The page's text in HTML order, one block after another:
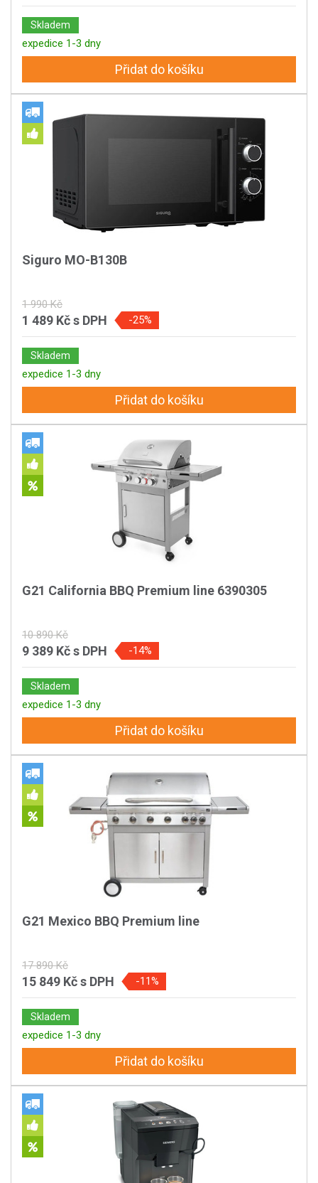
Skladem
expedice 1-3 dny
Přidat do košíku
Siguro MO-B130B
1 990 Kč
1 489 Kčs DPH -25%
Skladem
expedice 1-3 dny
Přidat do košíku
G21 California BBQ Premium line 6390305
10 890 Kč
9 389 Kčs DPH -14%
Skladem
expedice 1-3 dny
Přidat do košíku
G21 Mexico BBQ Premium line
17 890 Kč
15 849 Kčs DPH -11%
Skladem
expedice 1-3 dny
Přidat do košíku